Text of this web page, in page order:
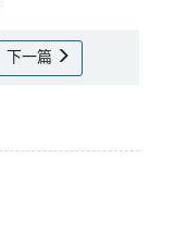
下一篇